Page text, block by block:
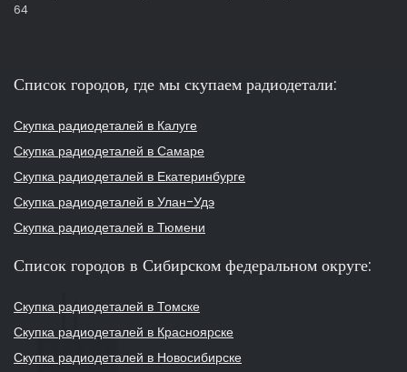
64
Список городов, где мы скупаем радиодетали:
Скупка радиодеталей в Калуге
Скупка радиодеталей в Самаре
Скупка радиодеталей в Екатеринбурге
Скупка радиодеталей в Улан-Удэ
Скупка радиодеталей в Тюмени
Список городов в Сибирском федеральном округе:
Скупка радиодеталей в Томске
Скупка радиодеталей в Красноярске
Скупка радиодеталей в Новосибирске